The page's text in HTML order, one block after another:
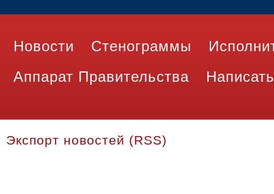
Новости Стенограммы
Аппарат Правительства
Экспорт новостей (RSS)